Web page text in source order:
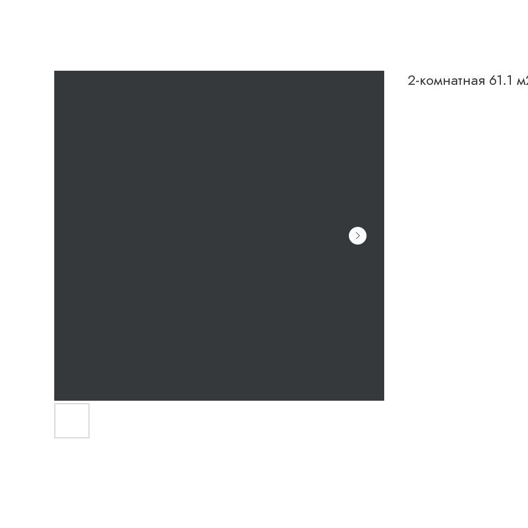
2-комнатная 61.1